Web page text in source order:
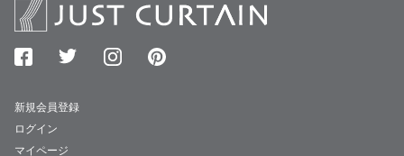
新規会員登録
ログイン
マイページ